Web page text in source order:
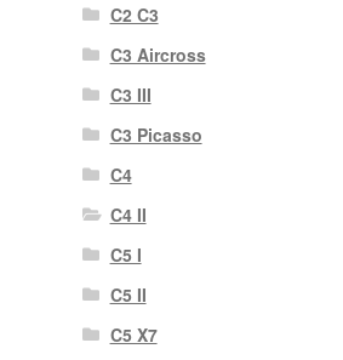
C2 C3
C3 Aircross
C3 III
C3 Picasso
C4
C4 II
C5 I
C5 II
C5 X7